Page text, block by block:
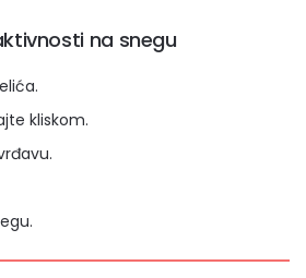
na snegu
kliskom.